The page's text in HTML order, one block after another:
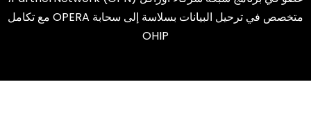
متخصص في ترحيل البيانات بسلاسة إلى سحابة OPERA مع تكامل
OHIP